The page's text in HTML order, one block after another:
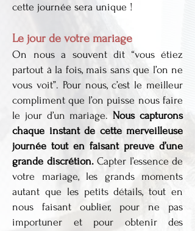
cette journée sera unique !
Le jour de votre mariage
On nous a souvent dit “vous étiez
partout à la fois, mais sans que l’on ne
vous voit”. Pour nous, c’est le meilleur
compliment que l’on puisse nous faire
le jour d’un mariage.Nous capturons
chaque instant de cette merveilleuse
journée tout en faisant preuve d’une
grande discrétion.Capter l’essence de
votre mariage, les grands moments
autant que les petits détails, tout en
nous faisant oublier, pour ne pas
importuner et pour obtenir des